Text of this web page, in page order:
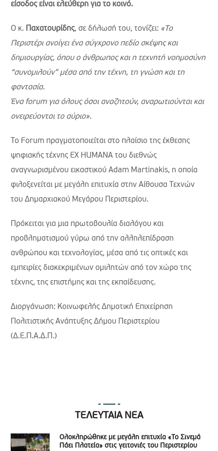
είσοδος είναι ελεύθερη για το κοινό.
Ο κ. Παχατουρίδης, σε δήλωσή του, τονίζει: «Το
Περιστέρι ανοίγει ένα σύγχρονο πεδίο σκέψης και
δημιουργίας, όπου ο άνθρωπος και η τεχνητή νοημοσύνη
“συνομιλούν” μέσα από την τέχνη, τη γνώση και τη
φαντασία.
Ένα forum για όλους όσοι αναζητούν, αναρωτιούνται και
ονειρεύονται το αύριο».
Το Forum πραγματοποιείται στο πλαίσιο της έκθεσης
ψηφιακής τέχνης EX HUMANA του διεθνώς
αναγνωρισμένου εικαστικού Adam Martinakis, η οποία
φιλοξενείται με μεγάλη επιτυχία στην Αίθουσα Τεχνών
του Δημαρχιακού Μεγάρου Περιστερίου.
Πρόκειται για μια πρωτοβουλία διαλόγου και
προβληματισμού γύρω από την αλληλεπίδραση
ανθρώπου και τεχνολογίας, μέσα από τις οπτικές και
εμπειρίες διακεκριμένων ομιλητών από τον χώρο της
τέχνης, της επιστήμης και της εκπαίδευσης.
Διοργάνωση: Κοινωφελής Δημοτική Επιχείρηση
Πολιτιστικής Ανάπτυξης Δήμου Περιστερίου
(Δ.Ε.Π.Α.Δ.Π.)
ΤΕΛΕΥΤΑΙΑ ΝΕΑ
Ολοκληρώθηκε με μεγάλη επιτυχία «Το Σινεμά
Πάει Πλατεία» στις γειτονιές του Περιστερίου